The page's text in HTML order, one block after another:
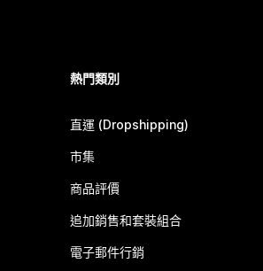
熱門類別
直運 (Dropshipping)
市集
商品評價
追加銷售和套裝組合
電子郵件行銷